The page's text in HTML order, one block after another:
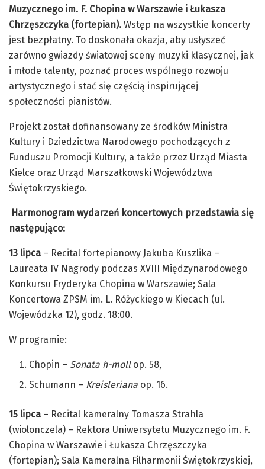
Muzycznego im. F. Chopina w Warszawie i Łukasza
Chrzęszczyka (fortepian). Wstęp na wszystkie koncerty
jest bezpłatny. To doskonała okazja, aby usłyszeć
zarówno gwiazdy światowej sceny muzyki klasycznej, jak
i młode talenty, poznać proces wspólnego rozwoju
artystycznego i stać się częścią inspirującej
społeczności pianistów.
Projekt został dofinansowany ze środków Ministra
Kultury i Dziedzictwa Narodowego pochodzących z
Funduszu Promocji Kultury, a także przez Urząd Miasta
Kielce oraz Urząd Marszałkowski Województwa
Świętokrzyskiego.
Harmonogram wydarzeń koncertowych przedstawia się
następująco:
13 lipca – Recital fortepianowy Jakuba Kuszlika –
Laureata IV Nagrody podczas XVIII Międzynarodowego
Konkursu Fryderyka Chopina w Warszawie; Sala
Koncertowa ZPSM im. L. Różyckiego w Kiecach (ul.
Wojewódzka 12), godz. 18:00.
W programie:
Chopin – Sonata h-mollop. 58,
Schumann – Kreisleriana op. 16.
15 lipca – Recital kameralny Tomasza Strahla
(wiolonczela) – Rektora Uniwersytetu Muzycznego im. F.
Chopina w Warszawie i Łukasza Chrzęszczyka
(fortepian); Sala Kameralna Filharmonii Świętokrzyskiej,